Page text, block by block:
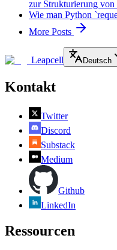
zur Strukturierung von
Wie man Python
More Posts
Leapcell Deutsch
Kontakt
Twitter
Discord
Substack
Medium
Github
LinkedIn
Ressourcen